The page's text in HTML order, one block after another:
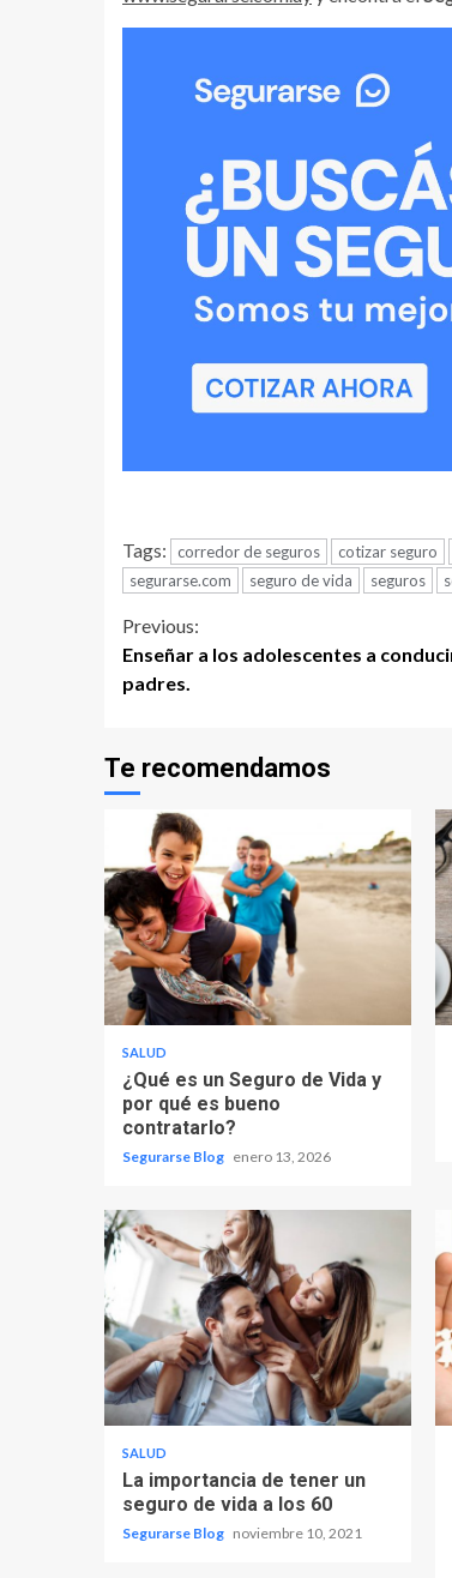
Tags: corredor de seguros cotizar seguro
segurarse.com
seguro de vida seguros
Continue
Reading
Previous:
Enseñar a los adolescentes a
padres.
Te recomendamos
SALUD
¿Qué es un Seguro de Vida y
por qué es bueno
contratarlo?
Segurarse Blog enero 13, 2026
SALUD
La importancia de tener un
seguro de vida a los 60
Segurarse Blog noviembre 10, 2021